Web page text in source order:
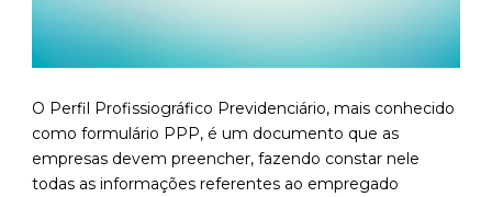
O Perfil Profissiográfico Previdenciário, mais conhecido
como formulário PPP, é um documento que as
empresas devem preencher, fazendo constar nele
todas as informações referentes ao empregado